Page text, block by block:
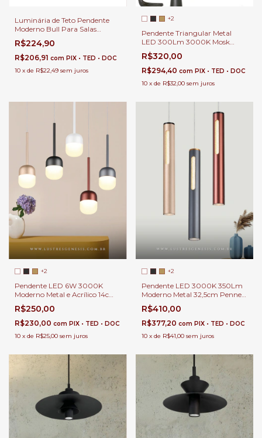
Luminária de Teto Pendente
Moderno Bull Para Salas
Lavabos Balcão e Cabeceira de
Cama
R$224,90
R$206,91 com PIX • TED • DOC
10 x de R$22,49 sem juros
+2
Pendente Triangular Metal
LED 300Lm 3000K Mosk
28cm Para Cabeceira de Cama
e Bancada Área Gourmet
Moderna
R$320,00
R$294,40 com PIX • TED • DOC
10 x de R$32,00 sem juros
+2
Pendente LED 6W 3000K
Moderno Metal e Acrílico 14cm
Bushy Para Cabeceira de
Cama e Balcão de Cozinha
R$250,00
R$230,00 com PIX • TED • DOC
10 x de R$25,00 sem juros
+2
Pendente LED 3000K 350Lm
Moderno Metal 32,5cm Penner
Para Bancada de Cozinha e
Área Gourmet
R$410,00
R$377,20 com PIX • TED • DOC
10 x de R$41,00 sem juros